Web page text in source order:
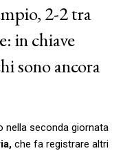
2-2 tra
in chiave
sono ancora
nella seconda giornata
che fa registrare altri